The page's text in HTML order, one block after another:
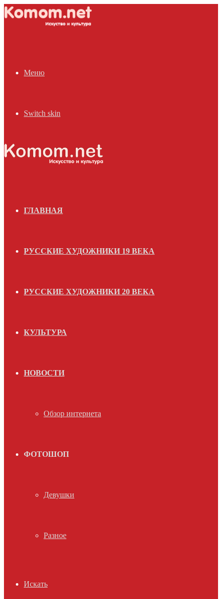
Меню
Switch skin
ГЛАВНАЯ
РУССКИЕ ХУДОЖНИКИ 19 ВЕКА
РУССКИЕ ХУДОЖНИКИ 20 ВЕКА
КУЛЬТУРА
НОВОСТИ
Обзор интернета
ФОТОШОП
Девушки
Разное
Искать